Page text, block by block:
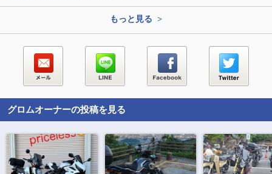
もっと見る >
グロムオーナーの投稿を見る